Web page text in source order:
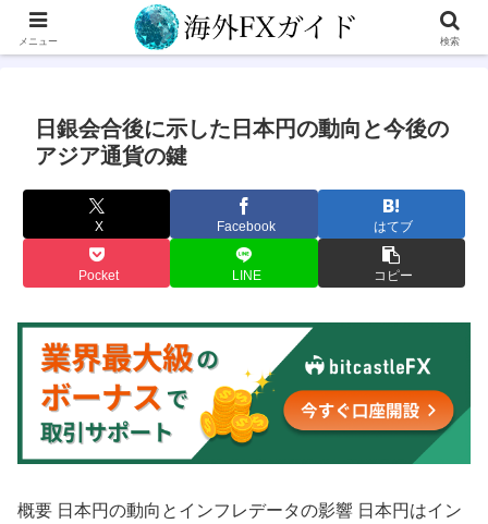
日銀会合後に示した日本円の動向と今後の
アジア通貨の鍵
X Facebook はてブ
Pocket LINE コピー
概要 日本円の動向とインフレデータの影響 日本円はイン
メニュー 検索